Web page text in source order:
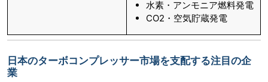
水素・アンモニア燃料発電
CO2・空気貯蔵発電
日本のターボコンプレッサー市場を支配する注目の企
業